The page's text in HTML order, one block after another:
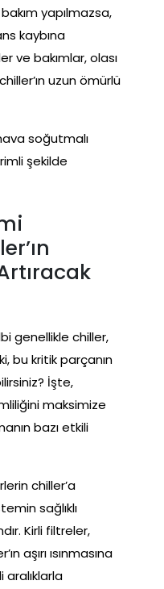
yapılmazsa,
kaybına
ve bakımlar, olası
uzun ömürlü
soğutmalı
şekilde
genellikle chiller,
bu kritik parçanın
İşte,
maksimize
bazı etkili
chiller’a
sağlıklı
Kirli filtreler,
aşırı ısınmasına
aralıklarla